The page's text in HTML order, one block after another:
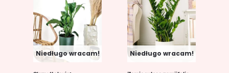
Niedługo wracam! Niedługo wracam!